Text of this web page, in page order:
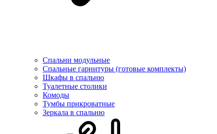
Спальни модульные
Спальные гарнитуры (готовые комплекты)
Шкафы в спальню
Туалетные столики
Комоды
Тумбы прикроватные
Зеркала в спальню